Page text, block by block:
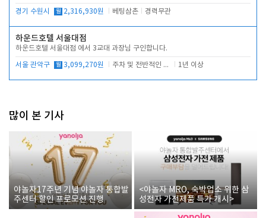
경기 수원시 월 2,316,930원 베팅삼촌 경력무관
하운드호텔 서울대점
하운드호텔 서울대점 에서 3교대 과장님 구인합니다.
서울 관악구 월 3,099,270원 주차 및 전반적인 당번업무 1년 이상
많이 본 기사
야놀자17주년 기념 야놀자 통합발
주센터 할인 프로모션 진행
<야놀자 MRO, 숙박업소 위한 삼
성전자 가전제품 특가 개시>